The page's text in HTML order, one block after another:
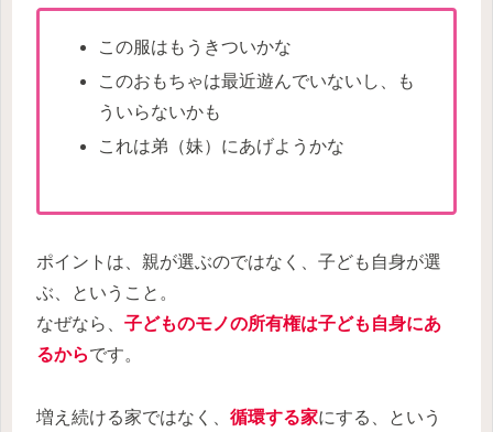
この服はもうきついかな
このおもちゃは最近遊んでいないし、も
ういらないかも
これは弟（妹）にあげようかな
ポイントは、親が選ぶのではなく、子ども自身が選
ぶ、ということ。
なぜなら、 子どものモノの所有権は子ども自身にあ
るからです。
増え続ける家ではなく、 循環する家にする、という